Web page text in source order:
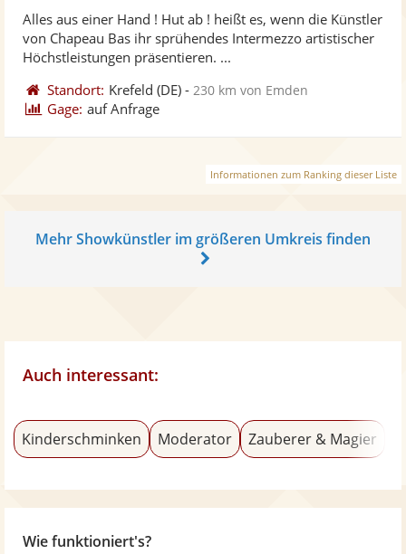
Fotos
5
Alles aus einer Hand ! Hut ab ! heißt es, wenn die Künstler
von Chapeau Bas ihr sprühendes Intermezzo artistischer
Höchstleistungen präsentieren. ...
Standort: Krefeld (DE) - 230 km von Emden
Gage: auf Anfrage
Informationen zum Ranking dieser Liste
Mehr Showkünstler im größeren Umkreis finden
Auch interessant:
Kinderschminken Moderator Zauberer & Magier
Wie funktioniert's?